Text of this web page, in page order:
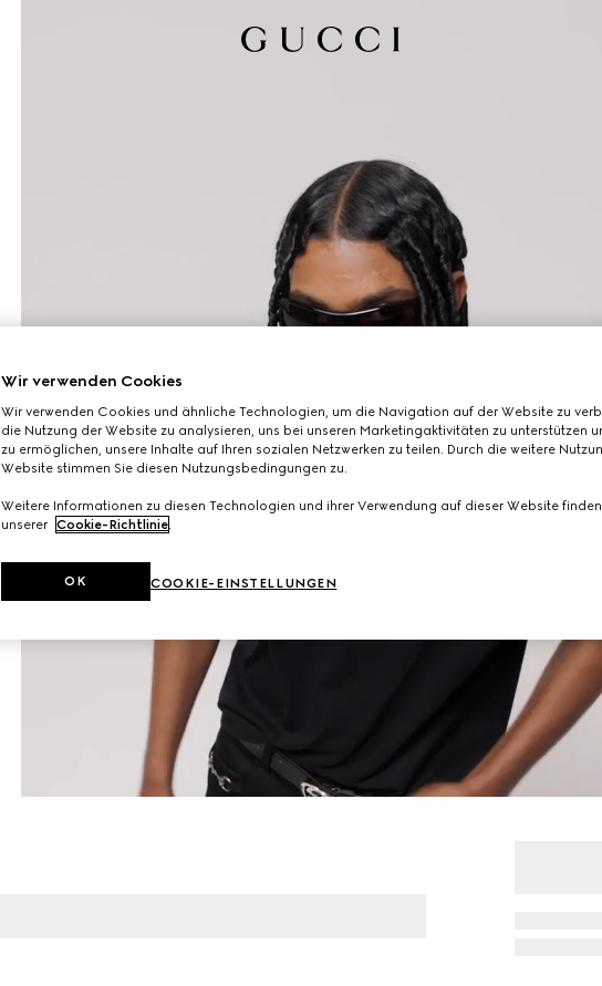
Wir verwenden Cookies
Wir verwenden Cookies und ähnliche Technologien, um die Navigation auf der Website zu
die Nutzung der Website zu analysieren, uns bei unseren Marketingaktivitäten zu unterstützen
zu ermöglichen, unsere Inhalte auf Ihren sozialen Netzwerken zu teilen. Durch die weitere
Website stimmen Sie diesen Nutzungsbedingungen zu.
Weitere Informationen zu diesen Technologien und ihrer Verwendung auf dieser Website finden
unserer Cookie-Richtlinie.
COOKIE-EINSTELLUNGEN
OK